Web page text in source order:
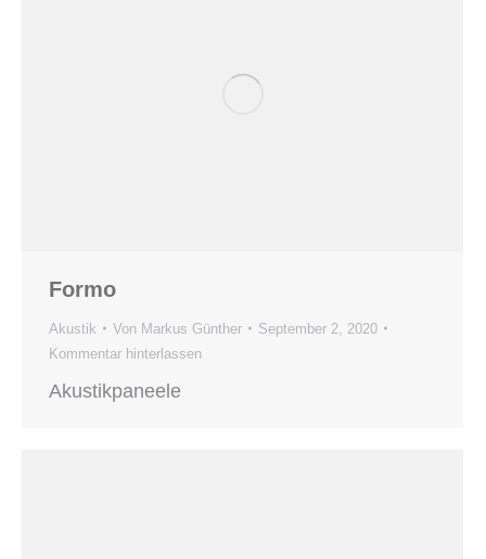
Formo
Akustik Von Markus Günther
September 2, 2020
Kommentar hinterlassen
Akustikpaneele